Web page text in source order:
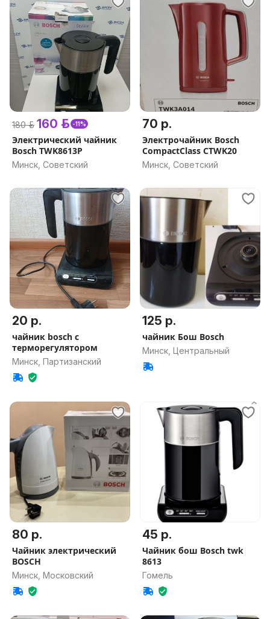
180 р. 160 р. -11%
Электрический чайник
Bosch TWK8613P
Минск, Советский
70 р.
Электрочайник Bosch
CompactClass CTWK20
Минск, Советский
20 р.
чайник bosch с
терморегулятором
Минск, Партизанский
125 р.
чайник Бош Bosch
Минск, Центральный
80 р.
Чайник электрический
BOSCH
Минск, Московский
45 р.
Чайник бош Bosch twk
8613
Гомель